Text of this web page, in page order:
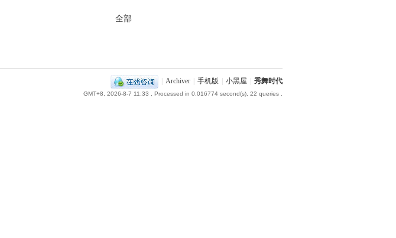
全部
Archiver 手机版 小黑屋 秀舞时代
GMT+8, 2026-8-7 11:33 , Processed in 0.016774 second(s), 22 queries .